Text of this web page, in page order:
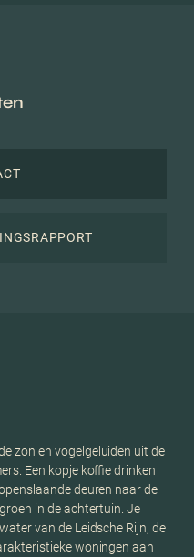
zon en vogelgeluiden uit de
Een kopje koffie drinken
deuren naar de
in de achtertuin. Je
van de Leidsche Rijn, de
woningen aan